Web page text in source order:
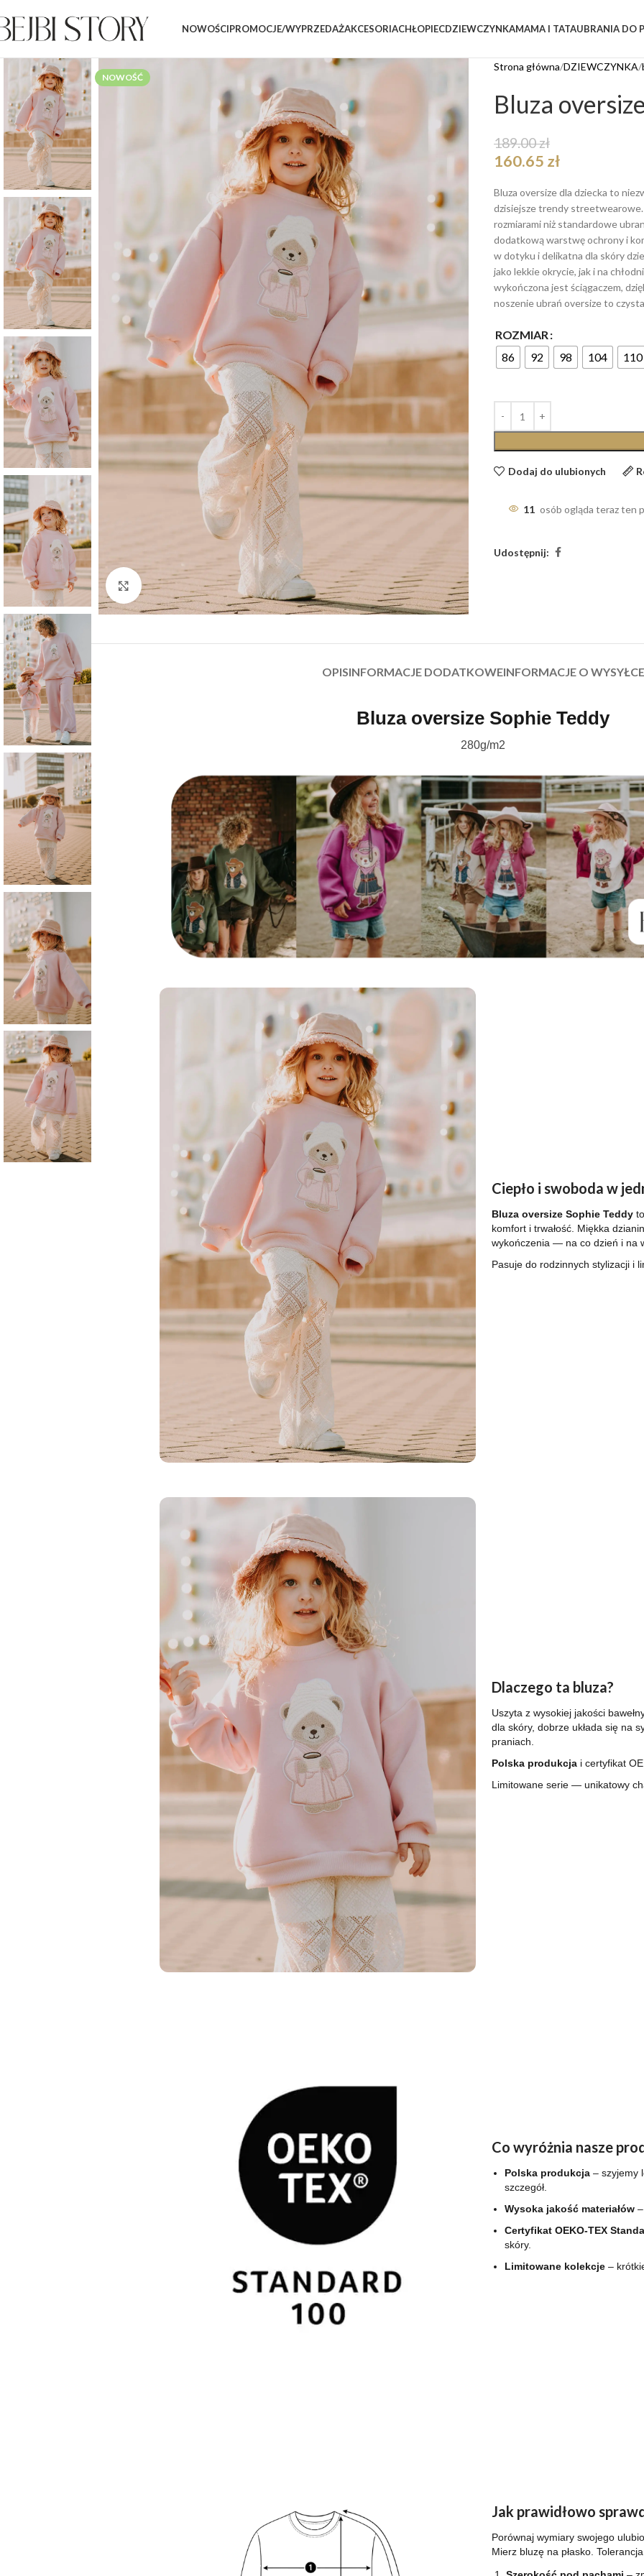
NOWOŚCIPROMOCJE/WYPRZEDAŻAKCESORIACHŁOPIECDZIEWCZYNKAMAMA I TATAUBRANIA DO
NOWOŚĆ
Click to enlarge
Strona główna DZIEWCZYNKA
Bluza
189.00zł
160.65 zł
Bluza oversize dla dziecka to
dzisiejsze trendy streetwearowe.
rozmiarami niż standardowe
dodatkową warstwę ochrony i
w dotyku i delikatna dla skóry
jako lekkie okrycie, jak i na
wykończona jest ściągaczem,
noszenie ubrań oversize to
ROZMIAR
86
92 98 104 110
Dodaj do ulubionych
11 osób ogląda teraz ten
Udostępnij:
OPISINFORMACJE DODATKOWEINFORMACJE O WYSYŁCE
Bluza oversize Sophie Teddy
280g/m2
Ciepło i swoboda w
Bluza oversize Sophie Teddy
komfort i trwałość. Miękka
wykończenia — na co dzień i na
Pasuje do rodzinnych stylizacji i
Dlaczego ta bluza?
Uszyta z wysokiej jakości
dla skóry, dobrze układa się na
praniach.
Polska produkcja i certyfikat
Limitowane serie — unikatowy
Co wyróżnia nasze
Polska produkcja – szyjemy
szczegół.
Wysoka jakość materiałów
Certyfikat OEKO-TEX
skóry.
Limitowane kolekcje –
Jak prawidłowo
Porównaj wymiary swojego
Mierz bluzę na płasko.